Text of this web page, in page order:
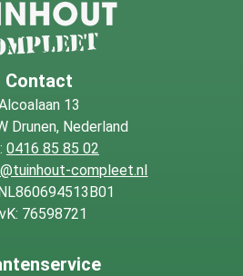
waardoor de levensduur
Voor een optimaal resultaat is
op de juiste manier te monteren
met de grond zoveel mogelijk
Contact
13
Drunen, Nederland
0416 85 85 02
compleet.nl
76598721